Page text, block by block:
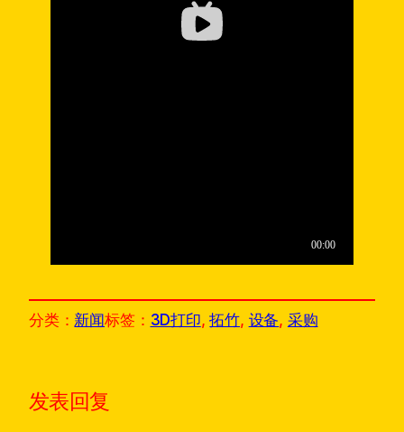
分类： 新闻标签： 3D打印, 拓竹, 设备, 采购
发表回复